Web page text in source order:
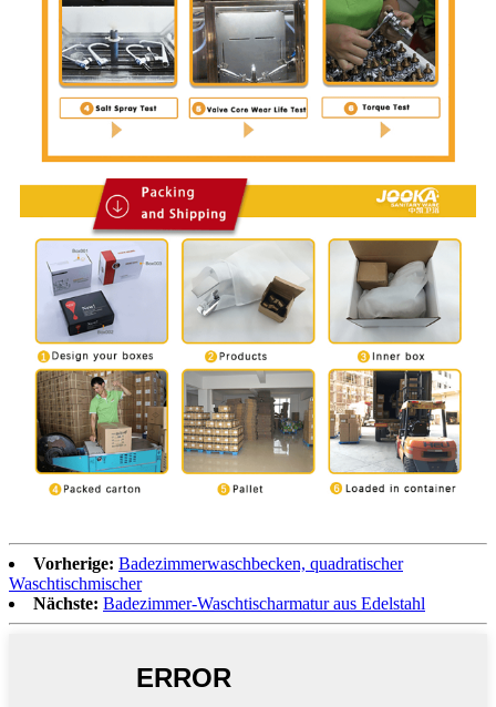
Vorherige: Badezimmerwaschbecken, quadratischer
Waschtischmischer
Nächste: Badezimmer-Waschtischarmatur aus Edelstahl